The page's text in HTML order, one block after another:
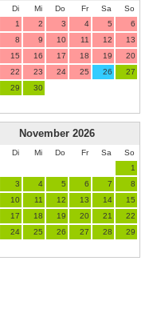
Di Mi Do Fr Sa
So
1
2 3 4 5
6
8 9 10 11 12
13
15 16 17 18 19
20
22 23 24 25 26
27
29 30
November 2026
Di Mi Do Fr Sa
So
1
3 4 5 6 7
8
10 11 12 13 14
15
17 18 19 20 21
22
24 25 26 27 28
29